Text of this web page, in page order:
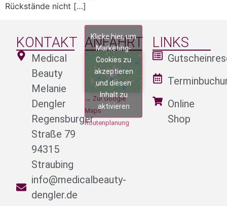
Rückstände nicht […]
KONTAKT
Medical
Beauty
Melanie
Dengler
Regensburger
Straße 79
94315
Straubing
info@medicalbeauty-
dengler.de
ANFAHRT
Klicke hier, um
Marketing-
Cookies zu
akzeptieren
und diesen
Inhalt zu
aktivieren
→ Zur Google
Maps
Routenplanung
LINKS
Online
Shop